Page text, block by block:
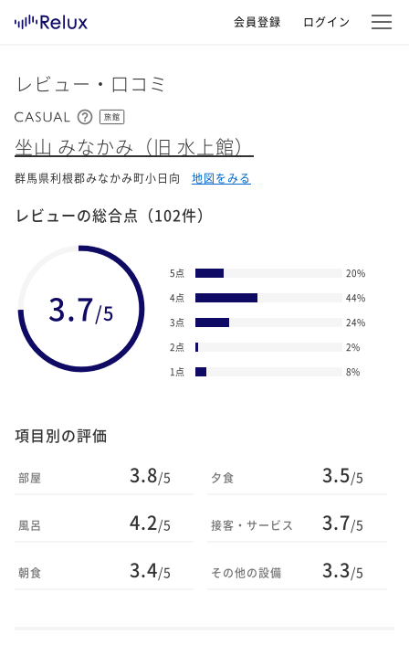
会員登録 ログイン
レビュー・口コミ
旅館
坐山 みなかみ（旧 水上館）
群馬県利根郡みなかみ町小日向 地図をみる
レビューの総合点 （102件）
3.7/5
5点 20%
4点
44%
3点
24%
2点
2%
1点
8%
項目別の評価
部屋 3.8/5
風呂 4.2/5
朝食 3.4/5
夕食 3.5/5
接客・サービス 3.7/5
その他の設備 3.3/5